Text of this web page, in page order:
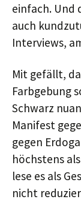
einfach. Und
auch
Interviews,
Mit gefällt,
Farbgebung
Schwarz
Manifest
gegen
höchstens
lese es als
nicht